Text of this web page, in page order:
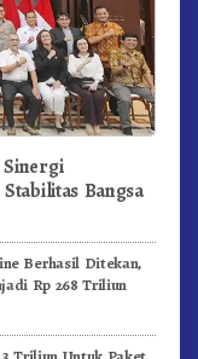
Sinergi
Bangsa
Berhasil Ditekan,
Rp 268 Triliun